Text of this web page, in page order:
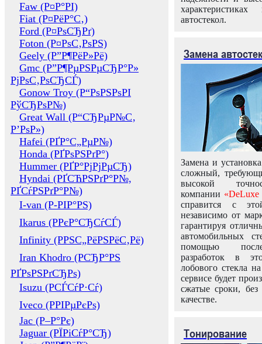
Faw (Р¤Р°РІ)
Fiat (Р¤РёР°С‚)
Ford (Р¤РѕСЂРґ)
Foton (Р¤РѕС‚РѕРЅ)
Geely (Р”Р¶РёР»Рё)
Gmc (Р”Р¶РµРЅРµСЂР°Р»
РјРѕС‚РѕСЂСЃ)
Gonow Troy (Р“РѕРЅРѕРІ
РўСЂРѕР№)
Great Wall (Р“СЂРµР№С‚
Р’РѕР»)
Hafei (РҐР°С„РµР№)
Honda (РҐРѕРЅРґР°)
Hummer (РҐР°РјРјРµСЂ)
Hyndai (РҐСЋРЅРґР°Р№,
РҐСѓРЅРґР°Р№)
I-van (Р-РІР°РЅ)
Ikarus (РРєР°СЂСѓСЃ)
Infinity (РРЅС„РёРЅРёС‚Рё)
Iran Khodro (РСЂР°РЅ
РҐРѕРЅРґСЂРѕ)
Isuzu (РСЃСѓР·Сѓ)
Iveco (РРІРµРєРѕ)
Jac (Р–Р°Рє)
Jaguar (РЇРіСѓР°СЂ)
автостекол.
Замена
Замена и
сложный,
высокой
компании «DeLuxe
справится с
независимо от
гарантируя
автомобильных
помощью
разработок в
лобового стекла
сервисе будет
сжатые сроки,
качестве.
Тонирование